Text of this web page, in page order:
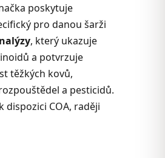
poskytuje
pro danou šarži
, který ukazuje
a potvrzuje
těžkých kovů,
a pesticidů.
dispozici COA, raději